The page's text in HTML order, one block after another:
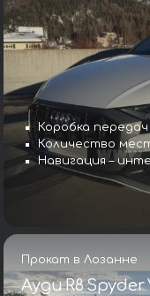
Коробка
Количество
Навигация –
Прокат в Лозанне
Ауди R8 Spyder